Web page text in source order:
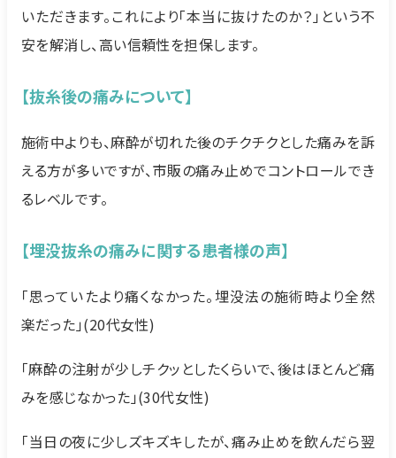
いただきます。これにより「本当に抜けたのか？」という不
安を解消し、高い信頼性を担保します。
【抜糸後の痛みについて】
施術中よりも、麻酔が切れた後のチクチクとした痛みを訴
える方が多いですが、市販の痛み止めでコントロールでき
るレベルです。
【埋没抜糸の痛みに関する患者様の声】
「思っていたより痛くなかった。埋没法の施術時より全然
楽だった」(20代女性)
「麻酔の注射が少しチクッとしたくらいで、後はほとんど痛
みを感じなかった」(30代女性)
「当日の夜に少しズキズキしたが、痛み止めを飲んだら翌